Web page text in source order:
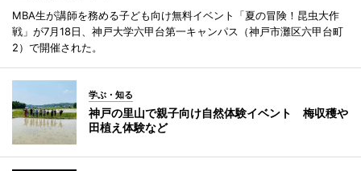
MBA生が講師を務める子ども向け無料イベント「夏の冒険！昆虫大作
戦」が7月18日、神戸大学六甲台第一キャンパス（神戸市灘区六甲台町
2）で開催された。
学ぶ・知る
神戸の里山で親子向け自然体験イベント 梅収穫や
田植え体験など